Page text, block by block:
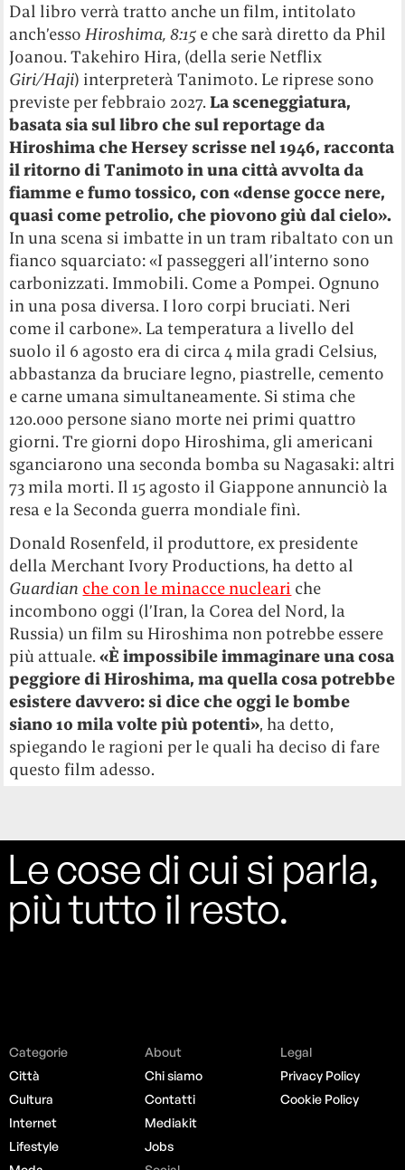
Dal libro verrà tratto anche un film, intitolato
anch’essoHiroshima, 8:15 e che sarà diretto da Phil
Joanou. Takehiro Hira, (della serie Netflix
Giri/Haji) interpreterà Tanimoto. Le riprese sono
previste per febbraio 2027.La sceneggiatura,
basata sia sul libro che sul reportage da
Hiroshima che Hersey scrisse nel 1946, racconta
il ritorno di Tanimoto in una città avvolta da
fiamme e fumo tossico, con «dense gocce nere,
quasi come petrolio, che piovono giù dal cielo».
In una scena si imbatte in un tram ribaltato con un
fianco squarciato: «I passeggeri all’interno sono
carbonizzati. Immobili. Come a Pompei. Ognuno
in una posa diversa. I loro corpi bruciati. Neri
come il carbone». La temperatura a livello del
suolo il 6 agosto era di circa 4 mila gradi Celsius,
abbastanza da bruciare legno, piastrelle, cemento
e carne umana simultaneamente. Si stima che
120.000 persone siano morte nei primi quattro
giorni. Tre giorni dopo Hiroshima, gli americani
sganciarono una seconda bomba su Nagasaki: altri
73 mila morti. Il 15 agosto il Giappone annunciò la
resa e la Seconda guerra mondiale finì.
Donald Rosenfeld, il produttore, ex presidente
della Merchant Ivory Productions, ha detto al
Guardian che con le minacce nucleari che
incombono oggi (l’Iran, la Corea del Nord, la
Russia) un film su Hiroshima non potrebbe essere
più attuale.«È impossibile immaginare una cosa
peggiore di Hiroshima, ma quella cosa potrebbe
esistere davvero: si dice che oggi le bombe
siano 10 mila volte più potenti», ha detto,
spiegando le ragioni per le quali ha deciso di fare
questo film adesso.
Le cose di cui si parla,
più tutto il resto.
Categorie
Città
Cultura
Internet
Lifestyle
About
Chi siamo
Contatti
Mediakit
Jobs
Legal
Privacy Policy
Cookie Policy